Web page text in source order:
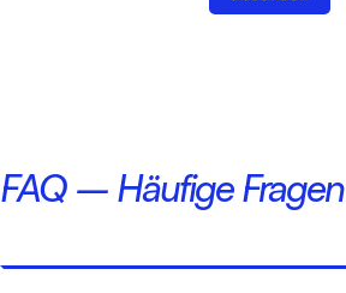
FAQ – Häufige Fragen